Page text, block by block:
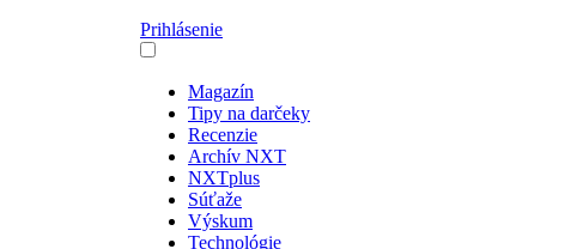
Prihlásenie
Magazín
Tipy na darčeky
Recenzie
Archív NXT
NXTplus
Súťaže
Výskum
Technológie